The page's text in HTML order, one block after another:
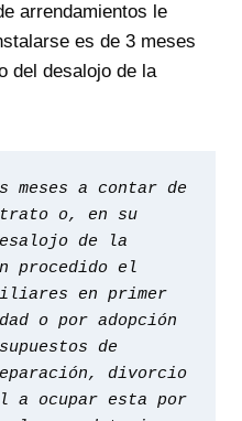
arrendamientos le
es de 3 meses
del desalojo de la
a contar de
o, en su
de la
procedido el
en primer
o por adopción
de
divorcio
a ocupar esta por